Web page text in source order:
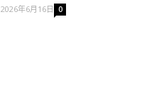
2026年6月16日 0